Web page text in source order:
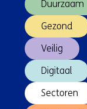
Duurzaam
Gezond
Veilig
Digitaal
Sectoren